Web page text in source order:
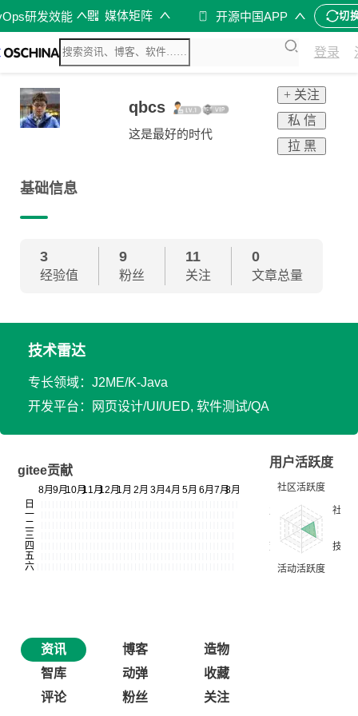
研发效能 媒体矩阵 开源中国APP 切
登录
qbcs
这是最好的时代
+ 关注
私 信
拉 黑
基础信息
3
经验值
9
粉丝
11
关注
0
文章总量
技术雷达
专长领域：J2ME/K-Java
开发平台：网页设计/UI/UED, 软件测试/QA
gitee贡献
用户活跃度
资讯 博客
造物
智库
动弹
收藏
评论
粉丝 关注